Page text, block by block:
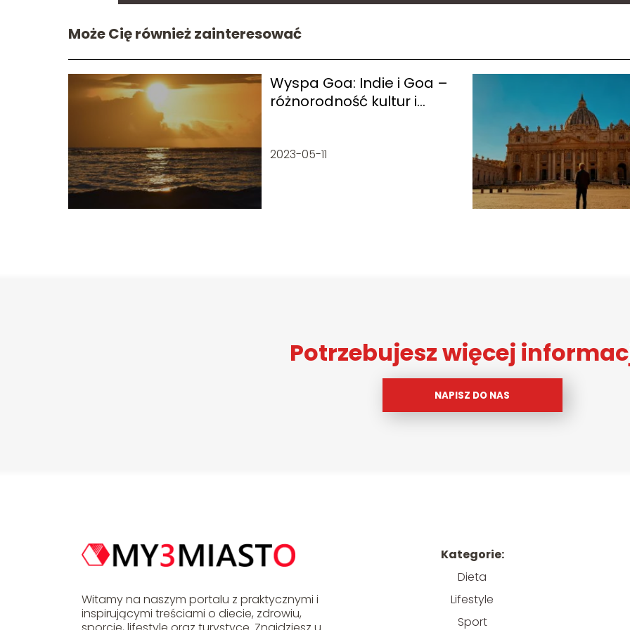
Może Cię również zainteresować
Wyspa Goa: Indie i Goa –
różnorodność kultur i
2023-05-11
Potrzebujesz więcej
NAPISZ DO NAS
Witamy na naszym portalu z praktycznymi i
inspirującymi treściami o diecie, zdrowiu,
Kategorie:
Dieta
Lifestyle
Sport